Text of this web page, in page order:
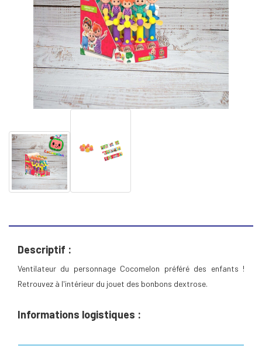
Descriptif :
Ventilateur du personnage Cocomelon préféré des enfants !
Retrouvez à l'intérieur du jouet des bonbons dextrose.
Informations logistiques :